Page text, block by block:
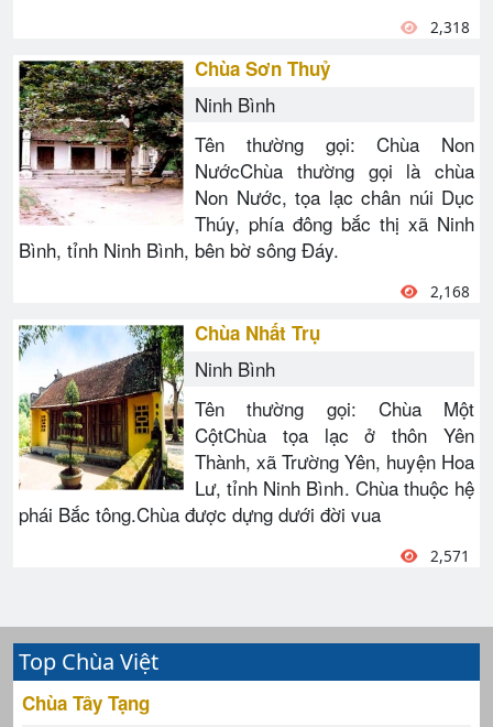
2,318
Chùa Sơn Thuỷ
Ninh Bình
Tên thường gọi: Chùa Non
NướcChùa thường gọi là chùa
Non Nước, tọa lạc chân núi Dục
Thúy, phía đông bắc thị xã Ninh
Bình, tỉnh Ninh Bình, bên bờ sông Đáy.
2,168
Chùa Nhất Trụ
Ninh Bình
Tên thường gọi: Chùa Một
CộtChùa tọa lạc ở thôn Yên
Thành, xã Trường Yên, huyện Hoa
Lư, tỉnh Ninh Bình. Chùa thuộc hệ
phái Bắc tông.Chùa được dựng dưới đời vua
2,571
Top Chùa Việt
Chùa Tây Tạng